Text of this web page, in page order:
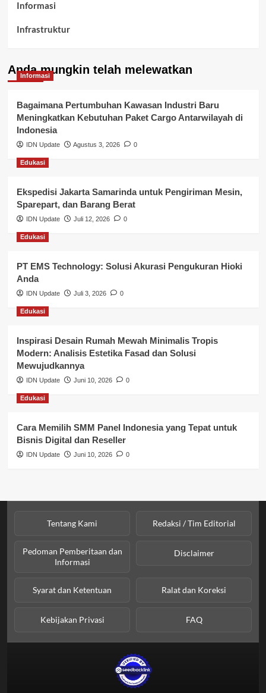
Informasi
Infrastruktur
Kepegawaian & ASN Banyuasin
Kesehatan
Keuangan
Lalu Lintas
Layanan Publik Kabupaten Banyuasin
Nasional
Pemerintahan
Pendidikan
Perbankan & Keuangan
Perpajakan & Keuangan
Profil Wilayah Banyuasin
Sosial & Budaya
Sosial & Kesejahteraan
Anda mungkin telah melewatkan
Informasi
Bagaimana Pertumbuhan Kawasan Industri Baru
Meningkatkan Kebutuhan Paket Cargo Antarwilayah di
Indonesia
IDN Update Agustus 3, 2026 0
Edukasi
Ekspedisi Jakarta Samarinda untuk Pengiriman Mesin,
Sparepart, dan Barang Berat
IDN Update Juli 12, 2026 0
Edukasi
PT EMS Technology: Solusi Akurasi Pengukuran Hioki
Anda
IDN Update Juli 3, 2026 0
Edukasi
Inspirasi Desain Rumah Mewah Minimalis Tropis
Modern: Analisis Estetika Fasad dan Solusi
Mewujudkannya
IDN Update Juni 10, 2026 0
Edukasi
Cara Memilih SMM Panel Indonesia yang Tepat untuk
Bisnis Digital dan Reseller
IDN Update Juni 10, 2026 0
Tentang Kami Redaksi / Tim Editorial
Pedoman Pemberitaan dan
Informasi
Disclaimer
Syarat dan Ketentuan Ralat dan Koreksi
Kebijakan Privasi FAQ